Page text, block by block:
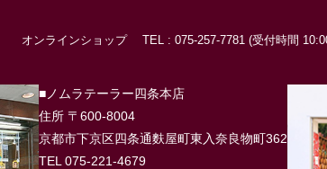
オンラインショップ TEL : 075-257-7781 (受付時間
■ノムラテーラー四条本店
住所 〒600-8004
京都市下京区四条通麩屋町東入奈良物町362
TEL 075-221-4679